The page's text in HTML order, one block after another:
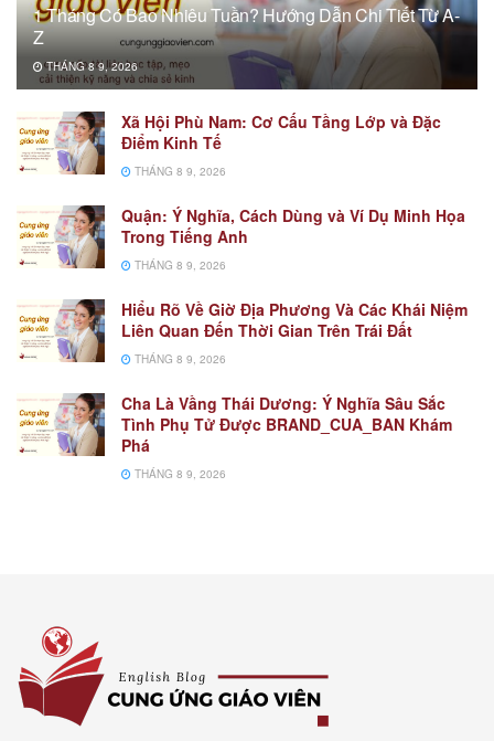
1 Tháng Có Bao Nhiêu Tuần? Hướng Dẫn Chi Tiết Từ A-
Z
THÁNG 8 9, 2026
Xã Hội Phù Nam: Cơ Cấu Tầng Lớp và Đặc
Điểm Kinh Tế
THÁNG 8 9, 2026
Quận: Ý Nghĩa, Cách Dùng và Ví Dụ Minh Họa
Trong Tiếng Anh
THÁNG 8 9, 2026
Hiểu Rõ Về Giờ Địa Phương Và Các Khái Niệm
Liên Quan Đến Thời Gian Trên Trái Đất
THÁNG 8 9, 2026
Cha Là Vầng Thái Dương: Ý Nghĩa Sâu Sắc
Tình Phụ Tử Được BRAND_CUA_BAN Khám
Phá
THÁNG 8 9, 2026